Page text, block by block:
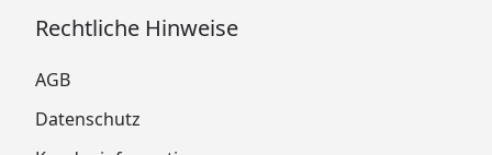
Rechtliche Hinweise
AGB
Datenschutz